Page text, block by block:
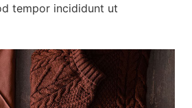
tempor incididunt ut